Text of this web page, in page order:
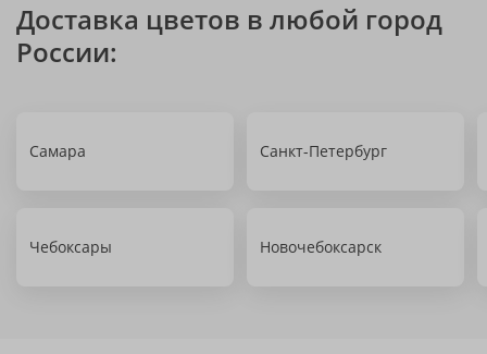
Доставка цветов в любой город
России:
Самара Санкт-Петербург
Чебоксары Новочебоксарск